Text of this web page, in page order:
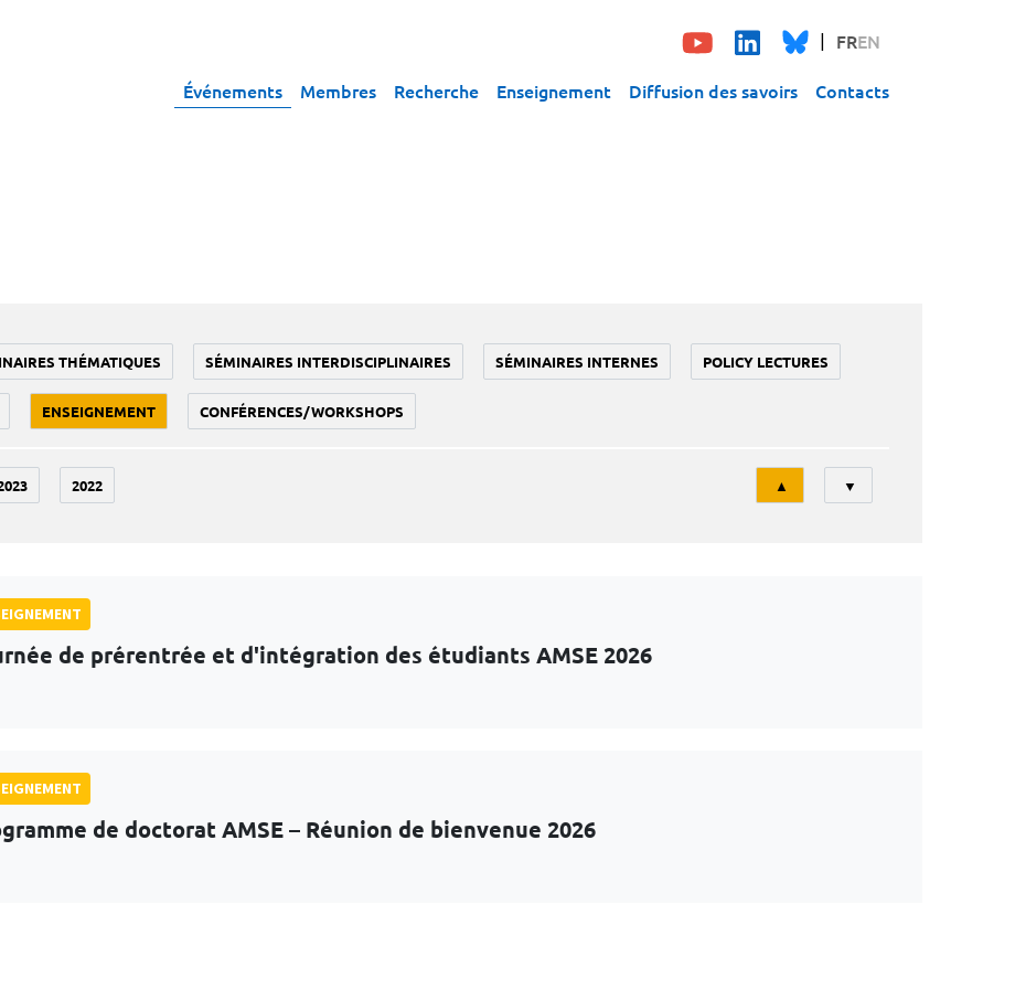
FREN
Événements Membres Recherche Enseignement Diffusion des savoirs Contacts
THÉMATIQUES SÉMINAIRES INTERDISCIPLINAIRES SÉMINAIRES INTERNES POLICY LECTURES
ENSEIGNEMENT CONFÉRENCES/WORKSHOPS
2022
Tri
▲ ▼
de prérentrée et d'intégration des étudiants AMSE 2026
de doctorat AMSE – Réunion de bienvenue 2026